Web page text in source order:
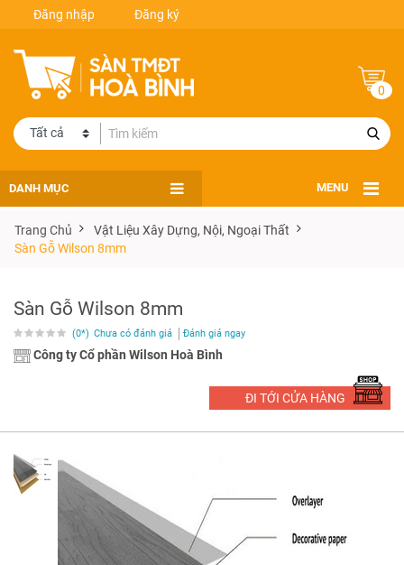
Đăng nhập Đăng ký
0
DANH MỤC MENU
Trang Chủ
Vật Liệu Xây Dựng, Nội, Ngoại Thất
Sàn Gỗ Wilson 8mm
Sàn Gỗ Wilson 8mm
(0*) Chưa có đánh giá Đánh giá ngay
Công ty Cổ phần Wilson Hoà Bình
ĐI TỚI CỬA HÀNG